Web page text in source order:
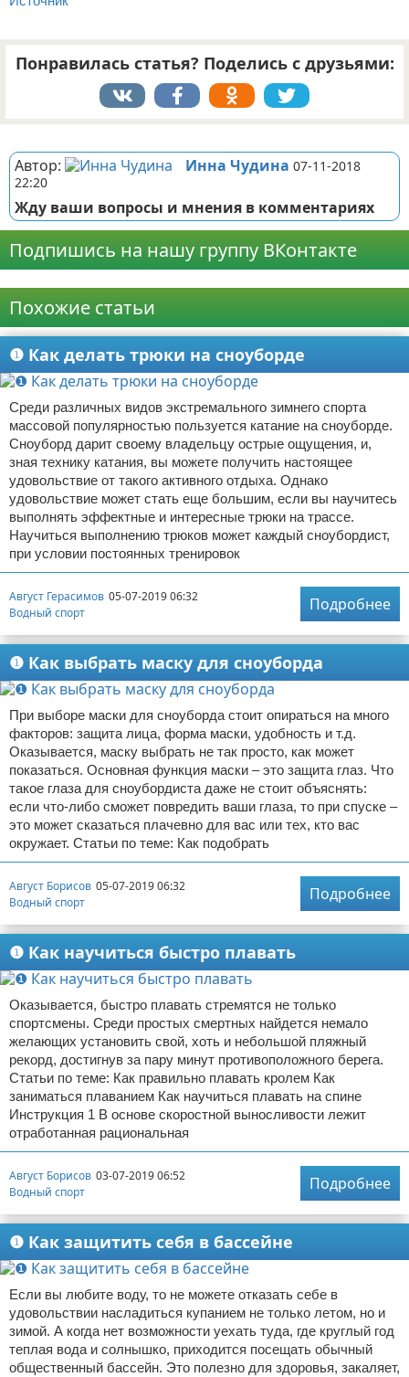
Понравилась статья? Поделись с друзьями:
Автор: Инна Чудина 07-11-2018
22:20
Жду ваши вопросы и мнения в комментариях
Подпишись на нашу группу ВКонтакте
Похожие статьи
❶ Как делать трюки на сноуборде
Среди различных видов экстремального зимнего спорта
массовой популярностью пользуется катание на сноуборде.
Сноуборд дарит своему владельцу острые ощущения, и,
зная технику катания, вы можете получить настоящее
удовольствие от такого активного отдыха. Однако
удовольствие может стать еще большим, если вы научитесь
выполнять эффектные и интересные трюки на трассе.
Научиться выполнению трюков может каждый сноубордист,
при условии постоянных тренировок
Август Герасимов 05-07-2019 06:32
Водный спорт
Подробнее
❶ Как выбрать маску для сноуборда
При выборе маски для сноуборда стоит опираться на много
факторов: защита лица, форма маски, удобность и т.д.
Оказывается, маску выбрать не так просто, как может
показаться. Основная функция маски – это защита глаз. Что
такое глаза для сноубордиста даже не стоит объяснять:
если что-либо сможет повредить ваши глаза, то при спуске –
это может сказаться плачевно для вас или тех, кто вас
окружает. Статьи по теме: Как подобрать
Август Борисов 05-07-2019 06:32
Водный спорт
Подробнее
❶ Как научиться быстро плавать
Оказывается, быстро плавать стремятся не только
спортсмены. Среди простых смертных найдется немало
желающих установить свой, хоть и небольшой пляжный
рекорд, достигнув за пару минут противоположного берега.
Статьи по теме: Как правильно плавать кролем Как
заниматься плаванием Как научиться плавать на спине
Инструкция 1 В основе скоростной выносливости лежит
отработанная рациональная
Август Борисов 03-07-2019 06:52
Водный спорт
Подробнее
❶ Как защитить себя в бассейне
Если вы любите воду, то не можете отказать себе в
удовольствии насладиться купанием не только летом, но и
зимой. А когда нет возможности уехать туда, где круглый год
теплая вода и солнышко, приходится посещать обычный
общественный бассейн. Это полезно для здоровья, закаляет,